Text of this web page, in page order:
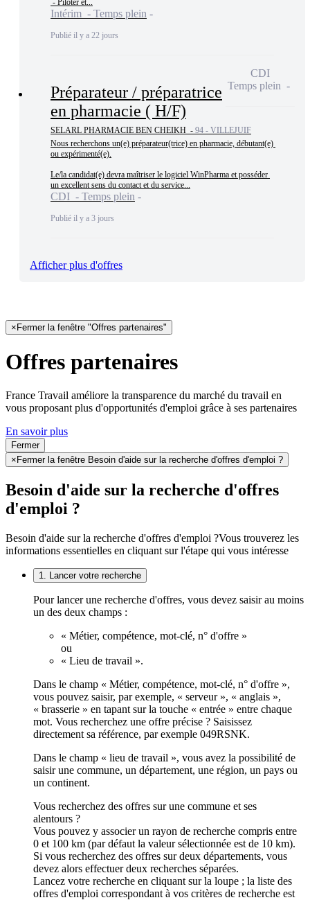
Intérim - Temps plein
Publié il y a 22 jours
Préparateur / préparatrice
en pharmacie ( H/F)
SELARL PHARMACIE BEN CHEIKH - 94 - VILLEJUIF
Nous recherchons un(e) préparateur(trice) en pharmacie, débutant(e)
ou expérimenté(e).
Le/la candidat(e) devra maîtriser le logiciel WinPharma et posséder
un excellent sens du contact et du service...
CDI - Temps plein
Publié il y a 3 jours
CDI
Temps plein
Afficher plus d'offres
×Fermer la fenêtre "Offres partenaires"
Offres partenaires
France Travail améliore la transparence du marché du travail en
vous proposant plus d'opportunités d'emploi grâce à ses partenaires
En savoir plus
Fermer
× Fermer la fenêtre Besoin d'aide sur la recherche d'offres d'emploi ?
Besoin d'aide sur la recherche d'offres
d'emploi ?
Besoin d'aide sur la recherche d'offres d'emploi ?Vous trouverez les
informations essentielles en cliquant sur l'étape qui vous intéresse
1. Lancer votre recherche
Pour lancer une recherche d'offres, vous devez saisir au moins
un des deux champs :
« Métier, compétence, mot-clé, n° d'offre »
ou
« Lieu de travail ».
Dans le champ « Métier, compétence, mot-clé, n° d'offre »,
vous pouvez saisir, par exemple, « serveur », « anglais »,
« brasserie » en tapant sur la touche « entrée » entre chaque
mot. Vous recherchez une offre précise ? Saisissez
directement sa référence, par exemple 049RSNK.
Dans le champ « lieu de travail », vous avez la possibilité de
saisir une commune, un département, une région, un pays ou
un continent.
Vous recherchez des offres sur une commune et ses
alentours ?
Vous pouvez y associer un rayon de recherche compris entre
0 et 100 km (par défaut la valeur sélectionnée est de 10 km).
Si vous recherchez des offres sur deux départements, vous
devez alors effectuer deux recherches séparées.
Lancez votre recherche en cliquant sur la loupe ; la liste des
offres d'emploi correspondant à vos critères de recherche est